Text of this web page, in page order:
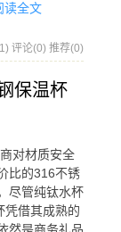
读全文
评论(0) 推荐(0)
保温杯
对材质安全
比的316不锈
尽管纯钛水杯
凭借其成熟的